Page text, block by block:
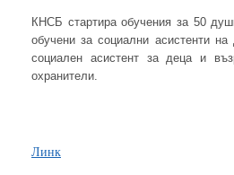
КНСБ стартира обучения за 50
обучени за социални асистенти
социален асистент за деца и
охранители.
Линк